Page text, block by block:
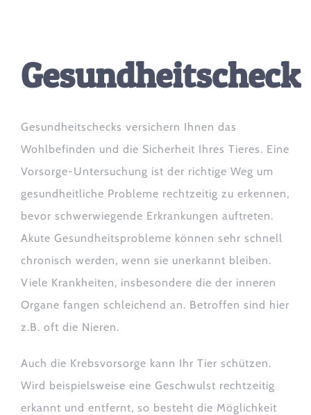
Gesundheitscheck
Gesundheitschecks versichern Ihnen das
Wohlbefinden und die Sicherheit Ihres Tieres. Eine
Vorsorge-Untersuchung ist der richtige Weg um
gesundheitliche Probleme rechtzeitig zu erkennen,
bevor schwerwiegende Erkrankungen auftreten.
Akute Gesundheitsprobleme können sehr schnell
chronisch werden, wenn sie unerkannt bleiben.
Viele Krankheiten, insbesondere die der inneren
Organe fangen schleichend an. Betroffen sind hier
z.B. oft die Nieren.
Auch die Krebsvorsorge kann Ihr Tier schützen.
Wird beispielsweise eine Geschwulst rechtzeitig
erkannt und entfernt, so besteht die Möglichkeit